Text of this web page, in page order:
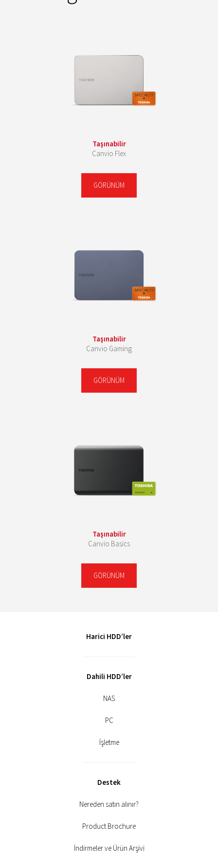
Taşınabilir
Canvio Flex
GÖRÜNÜM
Taşınabilir
Canvio Gaming
GÖRÜNÜM
Taşınabilir
Canvio Basics
GÖRÜNÜM
Harici HDD’ler
Dahili HDD’ler
NAS
PC
İşletme
Destek
Nereden satın alınır?
Product Brochure
İndirmeler ve Ürün Arşivi